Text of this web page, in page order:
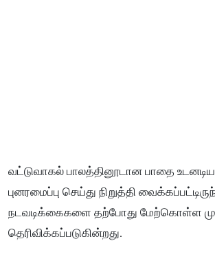
வட்டுவாகல் பாலத்தினூடான பாதை
புனரமைப்பு செய்து நிறுத்தி
நடவடிக்கைகளை தற்போது மேற்கொள்ள
தெரிவிக்கப்படுகின்றது.